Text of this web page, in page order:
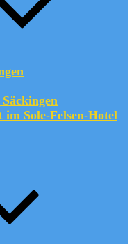
im Sole-Felsen-Hotel